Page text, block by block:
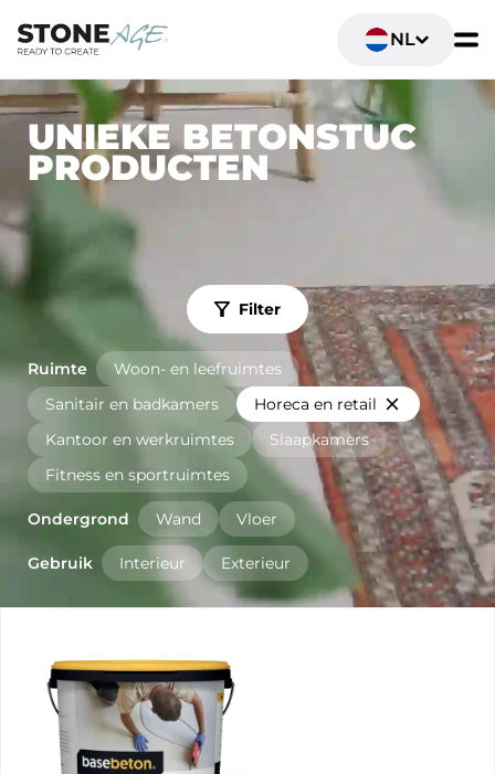
NL
UNIEKE BETONSTUC
PRODUCTEN
Filter
Ruimte
Woon- en leefruimtes
Sanitair en badkamers
Horeca en retail
Kantoor en werkruimtes
Slaapkamers
Fitness en sportruimtes
Ondergrond Wand Vloer
Gebruik Interieur Exterieur